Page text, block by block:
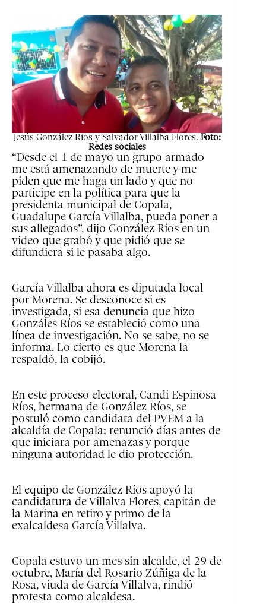
Jesús González Ríos y Salvador Villalba Flores. Foto:
Redes sociales
“Desde el 1 de mayo un grupo armado
me está amenazando de muerte y me
piden que me haga un lado y que no
participe en la política para que la
presidenta municipal de Copala,
Guadalupe García Villalba, pueda poner a
sus allegados”, dijo González Ríos en un
video que grabó y que pidió que se
difundiera si le pasaba algo.
García Villalba ahora es diputada local
por Morena. Se desconoce si es
investigada, si esa denuncia que hizo
Gonzáles Ríos se estableció como una
línea de investigación. No se sabe, no se
informa. Lo cierto es que Morena la
respaldó, la cobijó.
En este proceso electoral, Candi Espinosa
Ríos, hermana de González Ríos, se
postuló como candidata del PVEM a la
alcaldía de Copala; renunció días antes de
que iniciara por amenazas y porque
ninguna autoridad le dio protección.
El equipo de González Ríos apoyó la
candidatura de Villalva Flores, capitán de
la Marina en retiro y primo de la
exalcaldesa García Villalva.
Copala estuvo un mes sin alcalde, el 29 de
octubre, María del Rosario Zúñiga de la
Rosa, viuda de García Villalva, rindió
protesta como alcaldesa.